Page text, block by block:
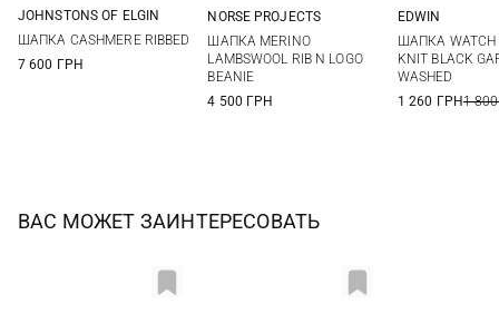
JOHNSTONS OF ELGIN
ШАПКА CASHMERE RIBBED
7 600 ГРН
NORSE PROJECTS
ШАПКА MERINO
LAMBSWOOL RIB N LOGO
BEANIE
4 500 ГРН
EDWIN
ШАПКА WATCH
KNIT BLACK
WASHED
1 260 ГРН1
ВАС МОЖЕТ ЗАИНТЕРЕСОВАТЬ